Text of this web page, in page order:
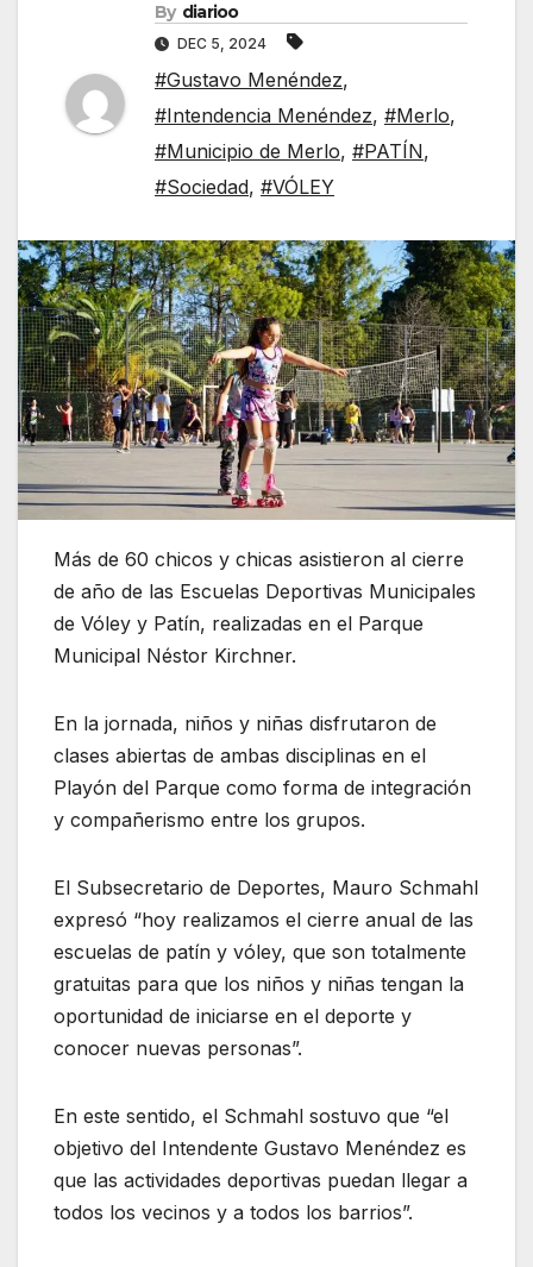
By diarioo
DEC 5, 2024
#Gustavo Menéndez,
#Intendencia Menéndez, #Merlo,
#Municipio de Merlo, #PATÍN,
#Sociedad, #VÓLEY
Más de 60 chicos y chicas asistieron al cierre
de año de las Escuelas Deportivas Municipales
de Vóley y Patín, realizadas en el Parque
Municipal Néstor Kirchner.
En la jornada, niños y niñas disfrutaron de
clases abiertas de ambas disciplinas en el
Playón del Parque como forma de integración
y compañerismo entre los grupos.
El Subsecretario de Deportes, Mauro Schmahl
expresó “hoy realizamos el cierre anual de las
escuelas de patín y vóley, que son totalmente
gratuitas para que los niños y niñas tengan la
oportunidad de iniciarse en el deporte y
conocer nuevas personas”.
En este sentido, el Schmahl sostuvo que “el
objetivo del Intendente Gustavo Menéndez es
que las actividades deportivas puedan llegar a
todos los vecinos y a todos los barrios”.